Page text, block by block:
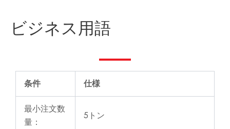
ビジネス用語
条件 仕様
最小注文数
量：
5トン